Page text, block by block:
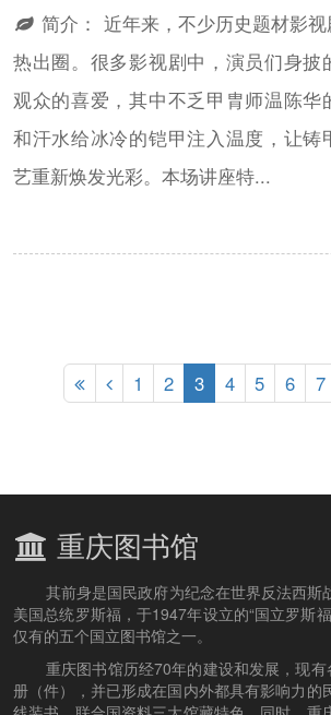
简介： 近年来，不少历史题材影
热出圈。很多影视剧中，演员们身披
观众的喜爱，其中不乏甲胄师温陈华
和汗水给冰冷的铠甲注入温度，让铸
艺重新焕发光彩。本场讲座特...
1 2 3 4 5 6 7
重庆图书馆
其前身是国民政府为纪念在世界反法西斯
美国总统罗斯福，于1947年设立的“国立罗斯
仅有的五个国立图书馆之一。
重庆图书馆历经70年的建设和发展，现
册（件），并已形成在国内外都具有影响力的